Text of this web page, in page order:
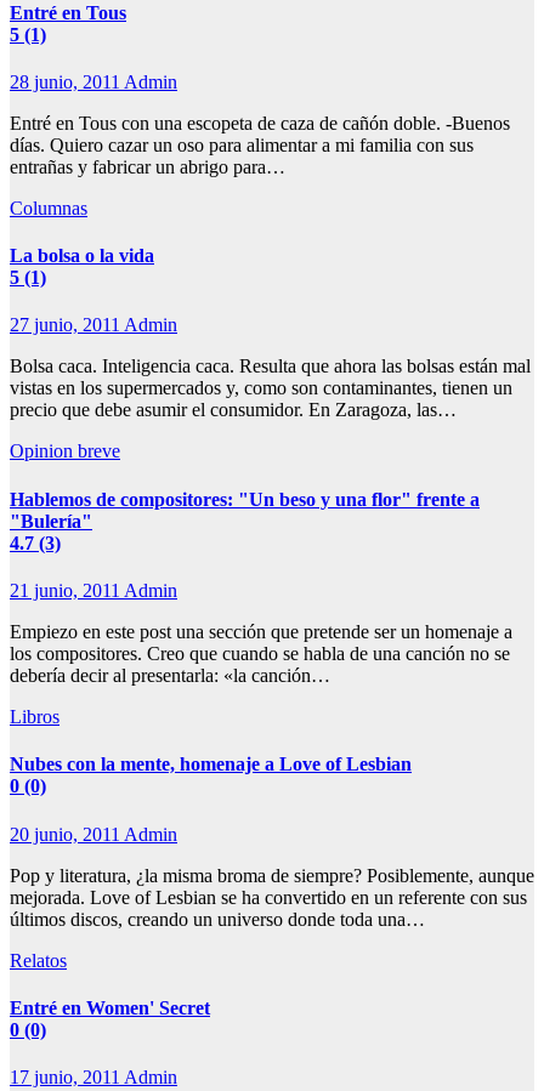
Entré en Tous
5 (1)
28 junio, 2011 Admin
Entré en Tous con una escopeta de caza de cañón doble. -Buenos
días. Quiero cazar un oso para alimentar a mi familia con sus
entrañas y fabricar un abrigo para…
Columnas
La bolsa o la vida
5 (1)
27 junio, 2011 Admin
Bolsa caca. Inteligencia caca. Resulta que ahora las bolsas están mal
vistas en los supermercados y, como son contaminantes, tienen un
precio que debe asumir el consumidor. En Zaragoza, las…
Opinion breve
Hablemos de compositores: "Un beso y una flor" frente a
"Bulería"
4.7 (3)
21 junio, 2011 Admin
Empiezo en este post una sección que pretende ser un homenaje a
los compositores. Creo que cuando se habla de una canción no se
debería decir al presentarla: «la canción…
Libros
Nubes con la mente, homenaje a Love of Lesbian
0 (0)
20 junio, 2011 Admin
Pop y literatura, ¿la misma broma de siempre? Posiblemente, aunque
mejorada. Love of Lesbian se ha convertido en un referente con sus
últimos discos, creando un universo donde toda una…
Relatos
Entré en Women' Secret
0 (0)
17 junio, 2011 Admin